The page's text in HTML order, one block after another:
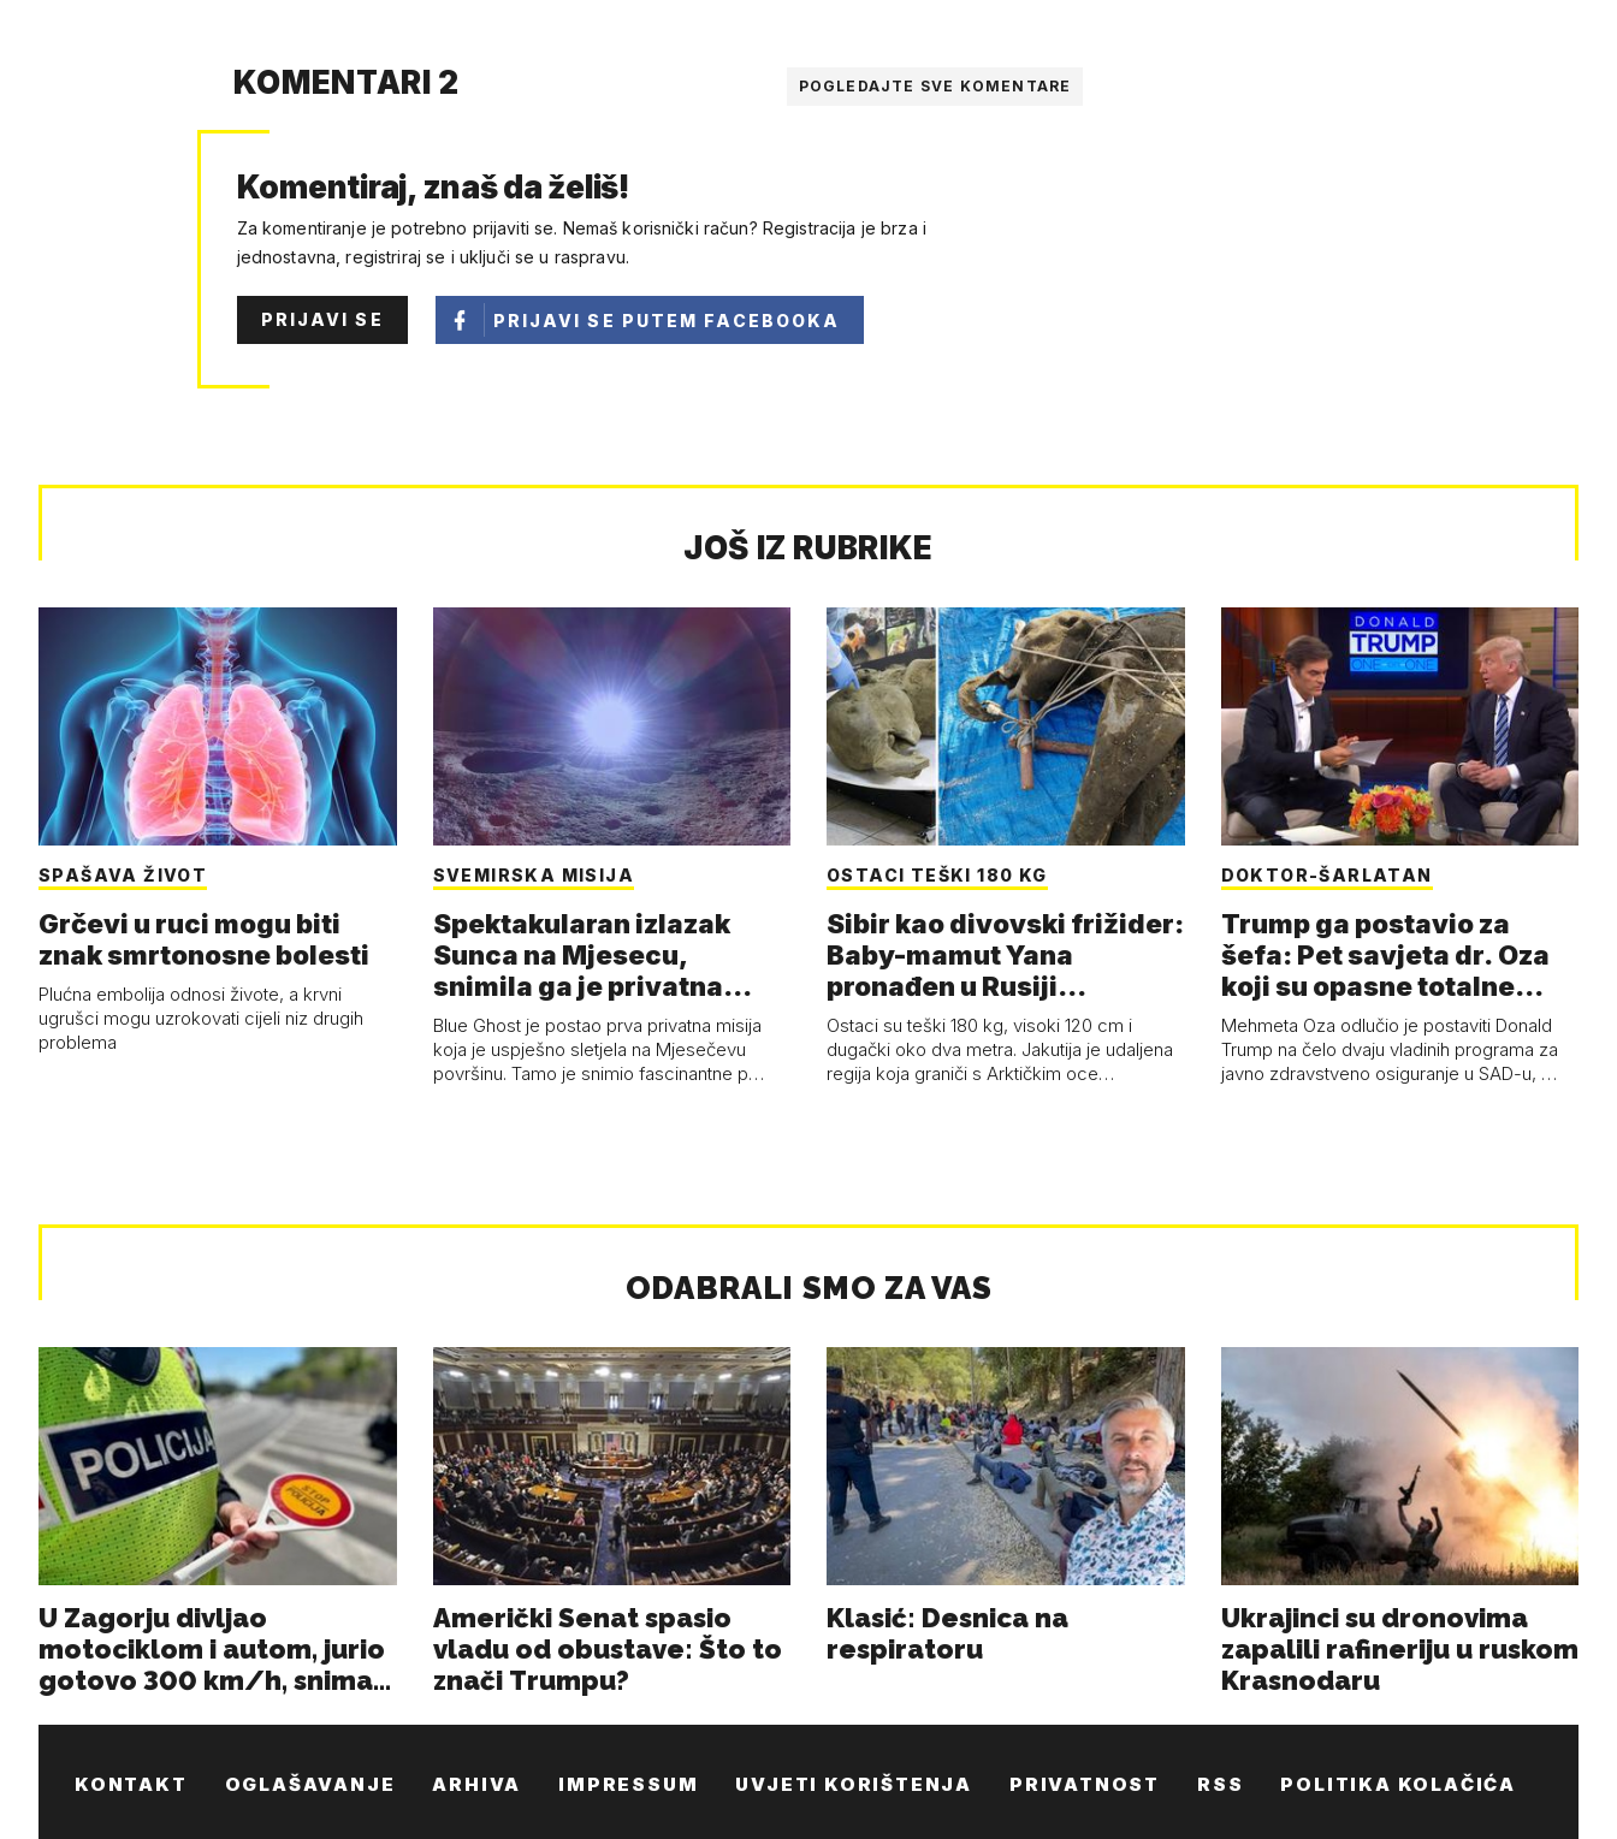
KOMENTARI 2 POGLEDAJTE SVE KOMENTARE
Komentiraj, znaš da želiš!
Za komentiranje je potrebno prijaviti se. Nemaš korisnički račun? Registracija je brza i
jednostavna, registriraj se i uključi se u raspravu.
PRIJAVI SE PRIJAVI SE PUTEM FACEBOOKA
JOŠ IZ RUBRIKE
SPAŠAVA ŽIVOT
Grčevi u ruci mogu biti
znak smrtonosne bolesti
Plućna embolija odnosi živote, a krvni
ugrušci mogu uzrokovati cijeli niz drugih
problema
SVEMIRSKA MISIJA
Spektakularan izlazak
Sunca na Mjesecu,
snimila ga je privatna
letjelica - 'Pla…
Blue Ghost je postao prva privatna misija
koja je uspješno sletjela na Mjesečevu
površinu. Tamo je snimio fascinantne p…
OSTACI TEŠKI 180 KG
Sibir kao divovski frižider:
Baby-mamut Yana
pronađen u Rusiji
najsačuvaniji je…
Ostaci su teški 180 kg, visoki 120 cm i
dugački oko dva metra. Jakutija je udaljena
regija koja graniči s Arktičkim oce…
DOKTOR-ŠARLATAN
Trump ga postavio za
šefa: Pet savjeta dr. Oza
koji su opasne totalne
budalašti…
Mehmeta Oza odlučio je postaviti Donald
Trump na čelo dvaju vladinih programa za
javno zdravstveno osiguranje u SAD-u, …
KONTAKT OGLAŠAVANJE ARHIVA IMPRESSUM UVJETI KORIŠTENJA PRIVATNOST RSS POLITIKA KOLAČIĆA